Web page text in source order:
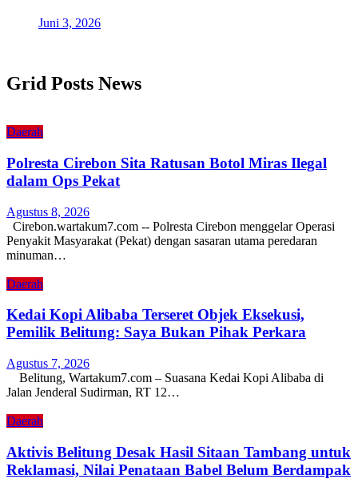
Juni 3, 2026
Grid Posts News
Daerah
Polresta Cirebon Sita Ratusan Botol Miras Ilegal
dalam Ops Pekat
Agustus 8, 2026
Cirebon.wartakum7.com -- Polresta Cirebon menggelar Operasi
Penyakit Masyarakat (Pekat) dengan sasaran utama peredaran
minuman…
Daerah
Kedai Kopi Alibaba Terseret Objek Eksekusi,
Pemilik Belitung: Saya Bukan Pihak Perkara
Agustus 7, 2026
Belitung, Wartakum7.com – Suasana Kedai Kopi Alibaba di
Jalan Jenderal Sudirman, RT 12…
Daerah
Aktivis Belitung Desak Hasil Sitaan Tambang untuk
Reklamasi, Nilai Penataan Babel Belum Berdampak